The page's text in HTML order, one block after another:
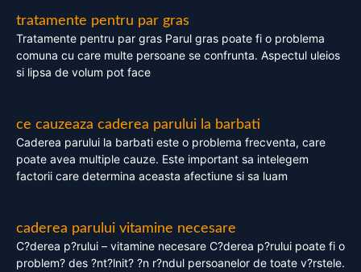
tratamente pentru par gras
Tratamente pentru par gras Parul gras poate fi o problema
comuna cu care multe persoane se confrunta. Aspectul uleios
si lipsa de volum pot face
ce cauzeaza caderea parului la barbati
Caderea parului la barbati este o problema frecventa, care
poate avea multiple cauze. Este important sa intelegem
factorii care determina aceasta afectiune si sa luam
caderea parului vitamine necesare
C?derea p?rului – vitamine necesare C?derea p?rului poate fi o
problem? des ?nt?lnit? ?n r?ndul persoanelor de toate v?rstele.